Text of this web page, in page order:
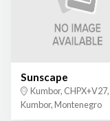
Sunscape
Kumbor, CHPX+V27,
Kumbor, Montenegro